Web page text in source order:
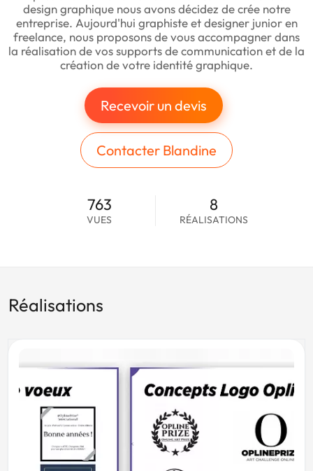
design graphique nous avons décidez de crée notre
entreprise. Aujourd'hui graphiste et designer junior en
freelance, nous proposons de vous accompagner dans
la réalisation de vos supports de communication et de la
création de votre identité graphique.
Recevoir un devis
Contacter Blandine
763
VUES
8
RÉALISATIONS
Réalisations